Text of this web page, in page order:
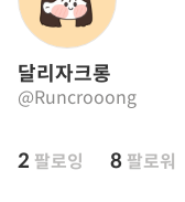
달리자크롱
@Runcrooong
2 팔로잉 8 팔로워